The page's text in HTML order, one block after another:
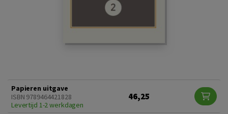
Papieren uitgave
ISBN 9789464421828
Levertijd 1-2 werkdagen
46,25